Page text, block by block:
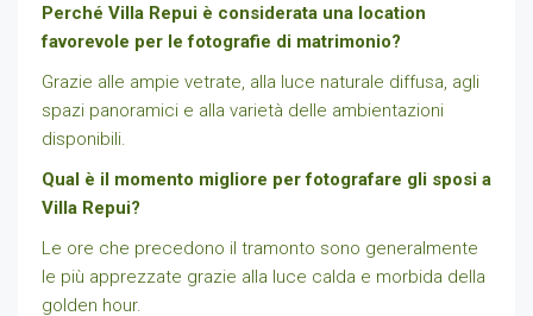
Perché Villa Repui è considerata una location
favorevole per le fotografie di matrimonio?
Grazie alle ampie vetrate, alla luce naturale diffusa, agli
spazi panoramici e alla varietà delle ambientazioni
disponibili.
Qual è il momento migliore per fotografare gli sposi a
Villa Repui?
Le ore che precedono il tramonto sono generalmente
le più apprezzate grazie alla luce calda e morbida della
golden hour.